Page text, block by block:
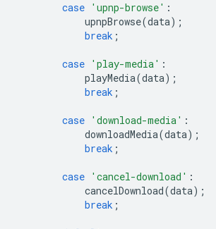
case 'upnp-browse' :
upnpBrowse(data);
break ;
case 'play-media' :
playMedia(data);
break ;
case 'download-media' :
downloadMedia(data);
break ;
case 'cancel-download' :
cancelDownload(data);
break ;